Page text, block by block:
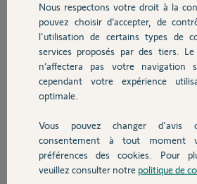
Chauffage
Autres produits
Devis avec un pro
Contact
Fernand D.
il y a plus de 5 ans
Participer au fil de
Réponses
Bonjour
Nous respectons votre droit à la
pouvez choisir d’accepter, de
l'utilisation de certains types de
services proposés par des tiers.
n’affectera pas votre
cependant votre expérience
optimale.
Vous pouvez changer d'avis
consentement à tout moment
préférences des cookies. Pour
veuillez consulter notre politique de